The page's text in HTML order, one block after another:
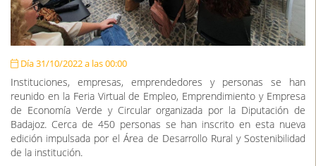
Instituciones, empresas, emprendedores y personas se han
reunido en la Feria Virtual de Empleo, Emprendimiento y Empresa
de Economía Verde y Circular organizada por la Diputación de
Badajoz. Cerca de 450 personas se han inscrito en esta nueva
edición impulsada por el Área de Desarrollo Rural y Sostenibilidad
de la institución.
La tercera feria virtual celebró su primer día de streamingel pasado
26 de octubre desde El Hospital-Centro Vivo en torno al sector de
la Economía Verde y Circular, valorando la importante posición que
la región tiene y las nuevas oportunidades que se brindarán en
este marco de desarrollo.